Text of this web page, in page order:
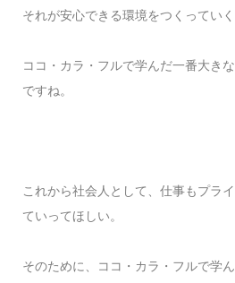
それが安心できる環境をつくっていく
ココ・カラ・フルで学んだ一番大き
ですね。
これから社会人として、仕事もプラ
ていってほしい。
そのために、ココ・カラ・フルで学